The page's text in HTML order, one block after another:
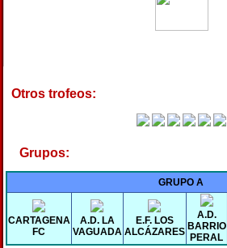
Otros trofeos:
Grupos:
GRUPO A
CARTAGENA
FC
A.D. LA
VAGUADA
E.F. LOS
ALCÁZARES
A.D.
BARRIO
PERAL